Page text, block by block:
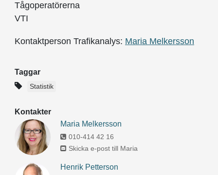
Tågoperatörerna
VTI
Kontaktperson Trafikanalys: Maria Melkersson
Taggar
Statistik
Kontakter
Maria Melkersson
010-414 42 16
Skicka e-post till Maria
Henrik Petterson